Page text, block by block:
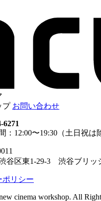
プ お問い合わせ
6271
：12:00〜19:30（土日祝は
谷区東1-29-3 渋谷ブリッ
ポリシー
cinema workshop. All